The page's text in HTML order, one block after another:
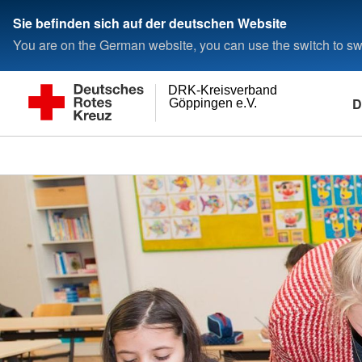
Sie befinden sich auf der deutschen Website
You are on the German website, you can use the switch to
Göppingen e.V.
DRK-Kreisverband